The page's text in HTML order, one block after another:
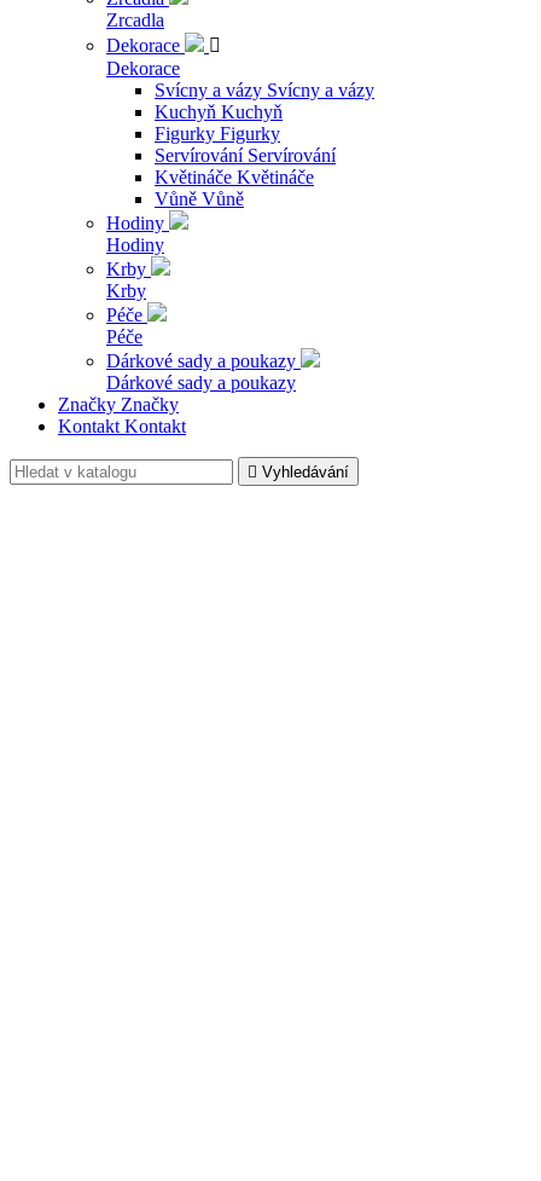
Zrcadla
Dekorace

Dekorace
Svícny a vázy Svícny a vázy
Kuchyň Kuchyň
Figurky Figurky
Servírování Servírování
Květináče Květináče
Vůně Vůně
Hodiny
Hodiny
Krby
Krby
Péče
Péče
Dárkové sady a poukazy
Dárkové sady a poukazy
Značky Značky
Kontakt Kontakt
 Vyhledávání